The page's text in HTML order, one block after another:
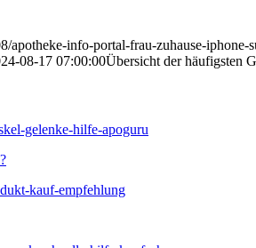
apotheke-info-portal-frau-zuhause-iphone-
08-17 07:00:00Übersicht der häufigsten